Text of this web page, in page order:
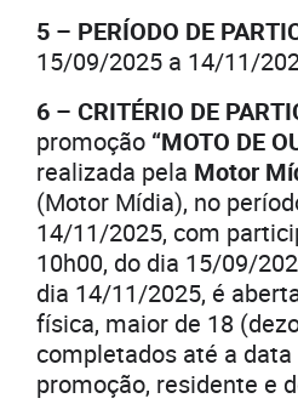
5 – PERÍODO DE
15/09/2025 a 14/11/
6 – CRITÉRIO DE
promoção “MOTO DE
realizada pela Motor
(Motor Mídia), no
14/11/2025, com
10h00, do dia 15/09/
dia 14/11/2025, é
física, maior de 18
completados até a
promoção, residente e